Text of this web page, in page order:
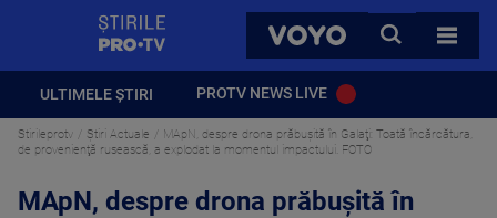
VOYO
CAUTA
TOATE
ULTIMELE ȘTIRI PROTV NEWS LIVE
Stirileprotv Știri Actuale
MApN, despre drona prăbuşită în Galaţi: Toată încărcătura,
de provenienţă rusească, a explodat la momentul impactului. FOTO
MApN, despre drona prăbuşită în